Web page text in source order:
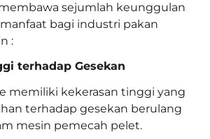
sejumlah keunggulan
bagi industri pakan
:
terhadap Gesekan
memiliki kekerasan tinggi yang
terhadap gesekan berulang
mesin pemecah pelet.